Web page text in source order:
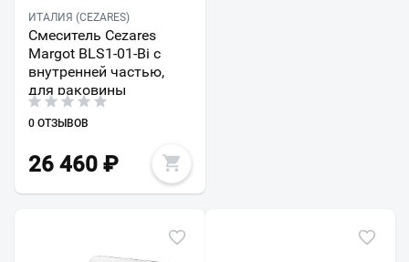
ИТАЛИЯ (CEZARES)
Смеситель Cezares
Margot BLS1-01-Bi с
внутренней частью,
для раковины
0 ОТЗЫВОВ
26 460 ₽